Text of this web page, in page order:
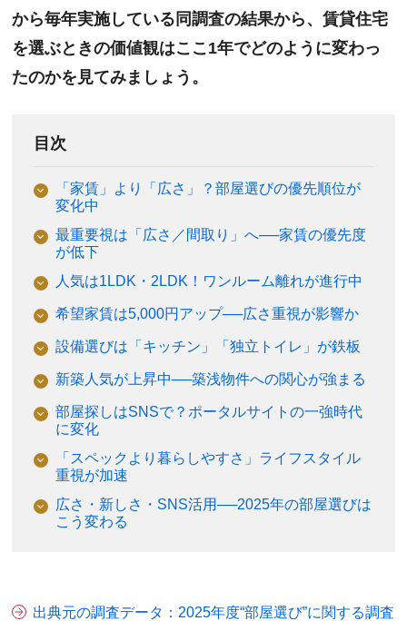
から毎年実施している同調査の結果から、賃貸住宅
を選ぶときの価値観はここ1年でどのように変わっ
たのかを見てみましょう。
目次
「家賃」より「広さ」？部屋選びの優先順位が
変化中
最重要視は「広さ／間取り」へ──家賃の優先度
が低下
人気は1LDK・2LDK！ワンルーム離れが進行中
希望家賃は5,000円アップ──広さ重視が影響か
設備選びは「キッチン」「独立トイレ」が鉄板
新築人気が上昇中──築浅物件への関心が強まる
部屋探しはSNSで？ポータルサイトの一強時代
に変化
「スペックより暮らしやすさ」ライフスタイル
重視が加速
広さ・新しさ・SNS活用──2025年の部屋選びは
こう変わる
出典元の調査データ：2025年度“部屋選び”に関する調査